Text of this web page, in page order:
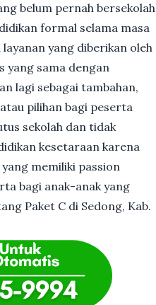
belum pernah bersekolah
formal selama masa
yang diberikan oleh
yang sama dengan
lagi sebagai tambahan,
pilihan bagi peserta
sekolah dan tidak
kesetaraan karena
memiliki passion
bagi anak-anak yang
Paket C di Sedong, Kab.